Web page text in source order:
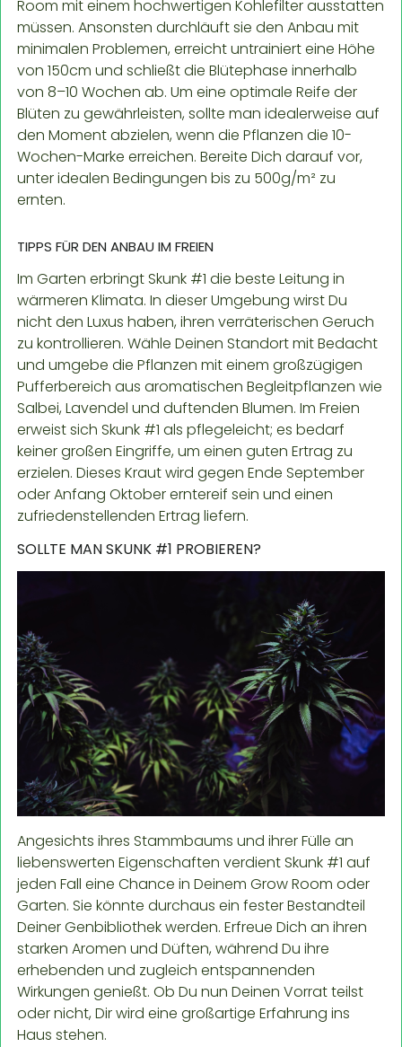
Room mit einem hochwertigen Kohlefilter ausstatten
müssen. Ansonsten durchläuft sie den Anbau mit
minimalen Problemen, erreicht untrainiert eine Höhe
von 150cm und schließt die Blütephase innerhalb
von 8–10 Wochen ab. Um eine optimale Reife der
Blüten zu gewährleisten, sollte man idealerweise auf
den Moment abzielen, wenn die Pflanzen die 10-
Wochen-Marke erreichen. Bereite Dich darauf vor,
unter idealen Bedingungen bis zu 500g/m² zu
ernten.
TIPPS FÜR DEN ANBAU IM FREIEN
Im Garten erbringt Skunk #1 die beste Leitung in
wärmeren Klimata. In dieser Umgebung wirst Du
nicht den Luxus haben, ihren verräterischen Geruch
zu kontrollieren. Wähle Deinen Standort mit Bedacht
und umgebe die Pflanzen mit einem großzügigen
Pufferbereich aus aromatischen Begleitpflanzen wie
Salbei, Lavendel und duftenden Blumen. Im Freien
erweist sich Skunk #1 als pflegeleicht; es bedarf
keiner großen Eingriffe, um einen guten Ertrag zu
erzielen. Dieses Kraut wird gegen Ende September
oder Anfang Oktober erntereif sein und einen
zufriedenstellenden Ertrag liefern.
SOLLTE MAN SKUNK #1 PROBIEREN?
Angesichts ihres Stammbaums und ihrer Fülle an
liebenswerten Eigenschaften verdient Skunk #1 auf
jeden Fall eine Chance in Deinem Grow Room oder
Garten. Sie könnte durchaus ein fester Bestandteil
Deiner Genbibliothek werden. Erfreue Dich an ihren
starken Aromen und Düften, während Du ihre
erhebenden und zugleich entspannenden
Wirkungen genießt. Ob Du nun Deinen Vorrat teilst
oder nicht, Dir wird eine großartige Erfahrung ins
Haus stehen.